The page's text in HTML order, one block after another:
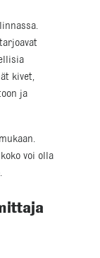
kivet,
ja
voi olla